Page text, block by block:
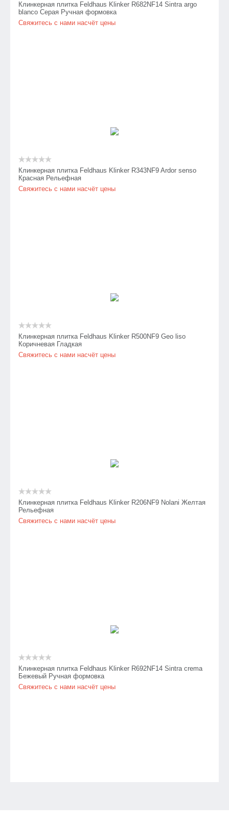
Клинкерная плитка Feldhaus Klinker R682NF14 Sintra argo
blanco Серая Ручная формовка
Свяжитесь с нами насчёт цены
Клинкерная плитка Feldhaus Klinker R343NF9 Ardor senso
Красная Рельефная
Свяжитесь с нами насчёт цены
Клинкерная плитка Feldhaus Klinker R500NF9 Geo liso
Коричневая Гладкая
Свяжитесь с нами насчёт цены
Клинкерная плитка Feldhaus Klinker R206NF9 Nolani Желтая
Рельефная
Свяжитесь с нами насчёт цены
Клинкерная плитка Feldhaus Klinker R692NF14 Sintra crema
Бежевый Ручная формовка
Свяжитесь с нами насчёт цены